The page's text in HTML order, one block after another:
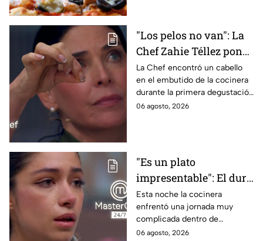
"Los pelos no van": La
Chef Zahie Téllez pone
en evidencia a Carmen
en la gala de mandiles
negros de MasterChef
24/7
La Chef encontró un cabello
en el embutido de la cocinera
durante la primera degustación
de la noche
06 agosto, 2026
"Es un plato
impresentable": El duro
regaño que hizo llorar a
Michelle dentro de
MasterChef 24/7
Esta noche la cocinera
enfrentó una jornada muy
complicada dentro de
MasterChef 24/7.
06 agosto, 2026